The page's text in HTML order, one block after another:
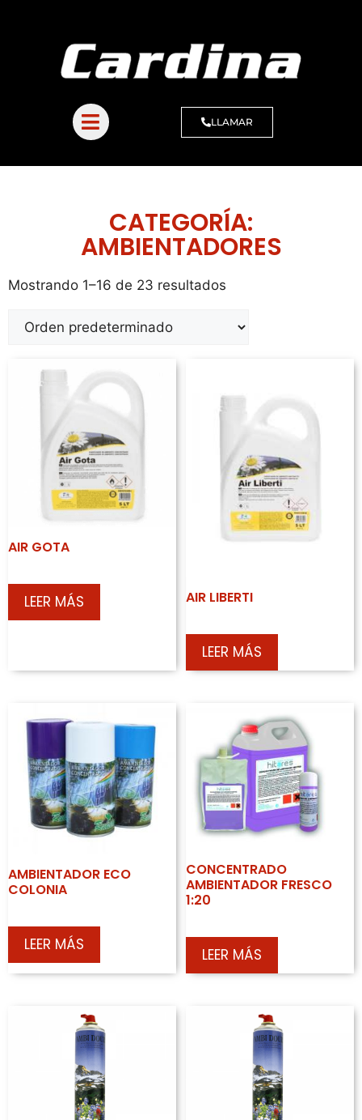
LLAMAR
CATEGORÍA:
AMBIENTADORES
Mostrando 1–16 de 23 resultados
AIR GOTA
LEER MÁS AIR LIBERTI
LEER MÁS
AMBIENTADOR ECO
COLONIA
LEER MÁS
CONCENTRADO
AMBIENTADOR FRESCO
1:20
LEER MÁS